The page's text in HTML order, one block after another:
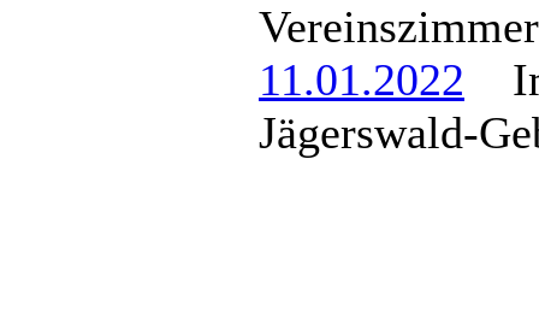
11.01.2022
Jägerswald-